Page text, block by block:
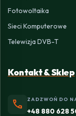
Fotowoltaika
Sieci Komputerowe
Telewizja DVB-T
Kontakt & Sklep
phone ZADZWOŃ DO
+48 880 628